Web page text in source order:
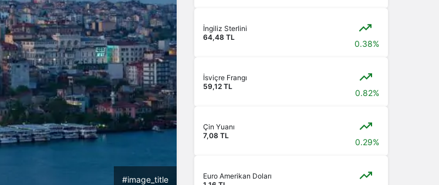
#image_title
İngiliz Sterlini
64,48 TL
0.38%
İsviçre Frangı
59,12 TL
0.82%
Çin Yuanı
7,08 TL
0.29%
Euro Amerikan Doları